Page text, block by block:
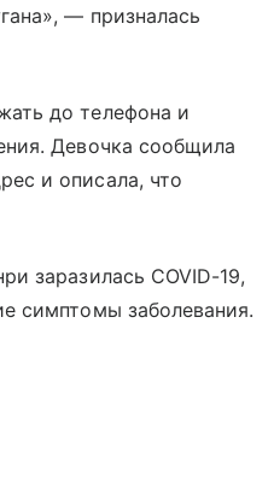
— призналась
до телефона и
Девочка сообщила
и описала, что
заразилась COVID-19,
симптомы заболевания.